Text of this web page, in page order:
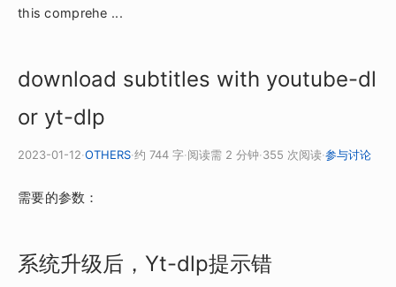
this comprehe ...
download subtitles with youtube-dl
or yt-dlp
2023-01-12·OTHERS·约 744 字·阅读需 2 分钟·355 次阅读·参与讨论
需要的参数：
系统升级后，Yt-dlp提示错